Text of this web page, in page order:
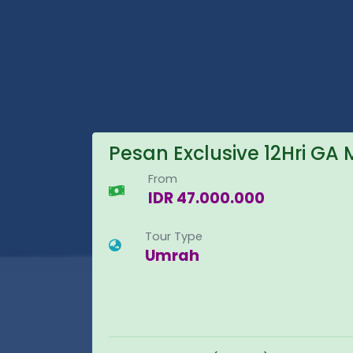
Pesan Exclusive 12Hri GA
From
IDR 47.000.000
Tour Type
Umrah